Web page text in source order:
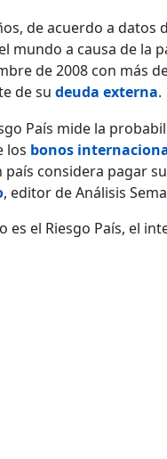
de acuerdo a datos
mundo a causa de la
de 2008 con más
de su deuda externa.
País mide la
los bonos
considera pagar
, editor de Análisis
el Riesgo País, el